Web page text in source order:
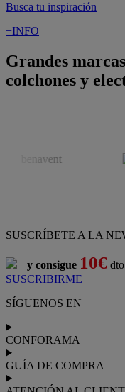
Busca tu inspiración
+INFO
Grandes
colchones y
SUSCRÍBETE A LA
y consigue 10€
SUSCRIBIRME
SÍGUENOS EN
CONFORAMA
GUÍA DE COMPRA